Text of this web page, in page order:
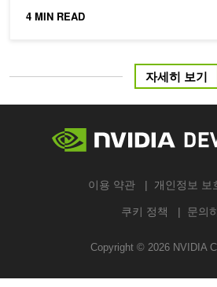
4 MIN READ
자세히 보기
이용 약관 개인정보 보
쿠키 정책 문의
Copyright © 2026 NVIDIA